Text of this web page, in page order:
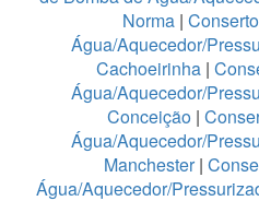
Norma |
Água/Aquecedor/
Cachoeirinha |
Água/Aquecedor/
Conceição|
Água/Aquecedor/
Manchester|
Água/Aquecedor/